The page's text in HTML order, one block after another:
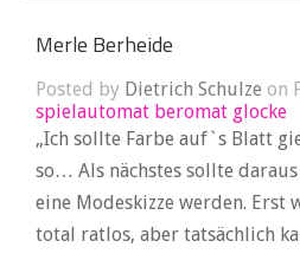
Merle Berheide
Posted by Dietrich Schulze on
spielautomat beromat glocke
„Ich sollte Farbe auf`s Blatt
so… Als nächstes sollte
eine Modeskizze werden. Erst
total ratlos, aber tatsächlich